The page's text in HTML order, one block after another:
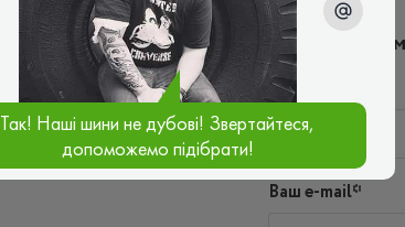
Написати
Ім'я*
Ваш e-mail*
Так! Наші шини не дубові! Звертайтеся,
допоможемо підібрати!